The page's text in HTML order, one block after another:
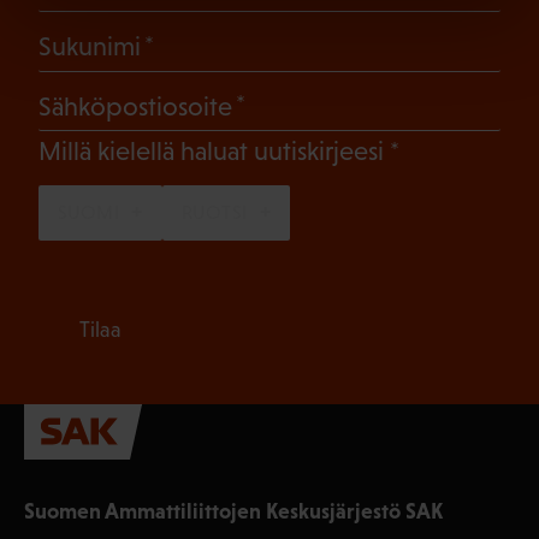
Suomen Ammattiliittojen Keskusjärjestö SAK
Sukunimi
Sähköpostiosoite
Millä kielellä haluat uutiskirjeesi (Pakollinen)
Tilaa